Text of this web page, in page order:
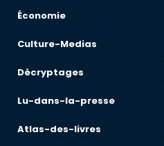
Économie
Culture-Medias
Décryptages
Lu-dans-la-presse
Atlas-des-livres